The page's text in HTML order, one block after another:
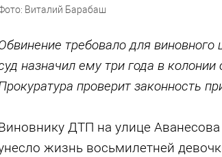
Виталий Барабаш
требовало для виновного
назначил ему три года в
проверит законность
ДТП на улице
жизнь восьмилетней